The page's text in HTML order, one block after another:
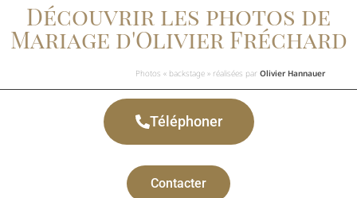
Découvrir les photos de
Mariage d'Olivier Fréchard
Photos « backstage » réalisées par Olivier Hannauer
Téléphoner
Contacter